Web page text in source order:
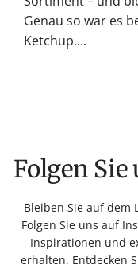
Genau so war es
Ketchup....
Folgen
Bleiben Sie auf dem
Folgen Sie uns auf
Inspirationen und
erhalten. Entdecken